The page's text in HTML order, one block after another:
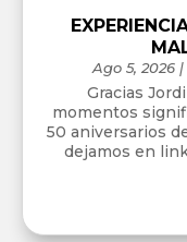
Ago 5, 2026|
Gracias
momentos
50 aniversarios
dejamos en